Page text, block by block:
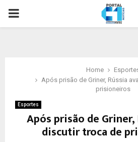
PRIMARY
Home
Após prisão de Griner, Rússia
prisioneiros
Esportes
Após prisão de Griner,
discutir troca de